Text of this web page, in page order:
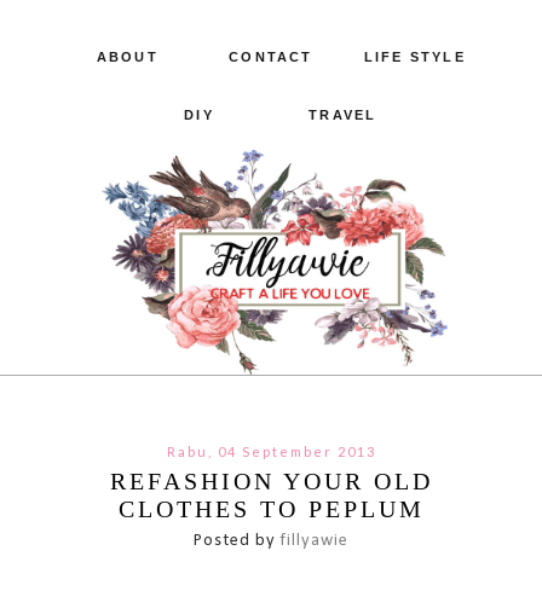
ABOUT CONTACT LIFE STYLE
DIY TRAVEL
Rabu, 04 September 2013
REFASHION YOUR OLD
CLOTHES TO PEPLUM
Posted byfillyawie